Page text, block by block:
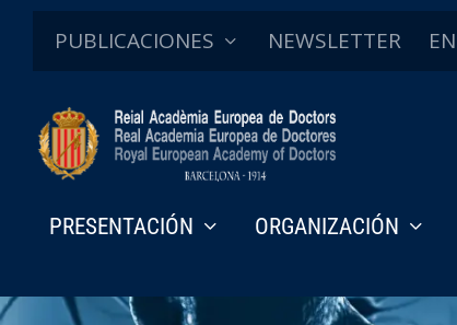
PUBLICACIONES NEWSLETTER
PRESENTACIÓN ORGANIZACIÓN